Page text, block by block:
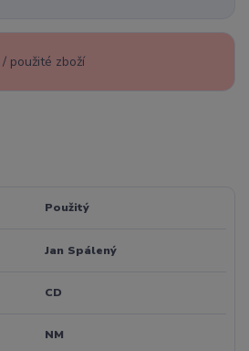
použité zboží
Použitý
Jan Spálený
CD
NM